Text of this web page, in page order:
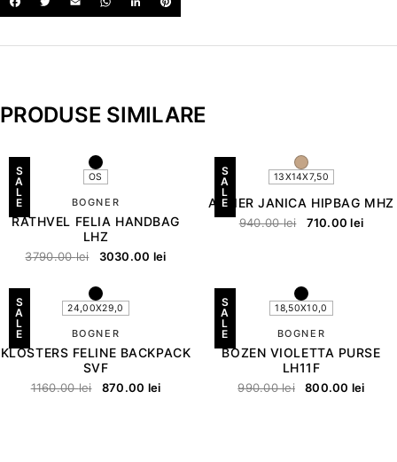
PRODUSE SIMILARE
S
A
L
E
OS
BOGNER
RATHVEL FELIA HANDBAG
LHZ
3790.00lei 3030.00 lei
S
A
L
E
13X14X7,50
ALVIER JANICA HIPBAG MHZ
940.00lei 710.00lei
S
A
L
E
24,00X29,0
BOGNER
KLOSTERS FELINE BACKPACK
SVF
1160.00lei 870.00 lei
S
A
L
E
18,50X10,0
BOGNER
BOZEN VIOLETTA PURSE
LH11F
990.00lei 800.00 lei